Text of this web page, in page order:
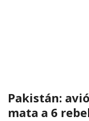
Pakistán:
mata a 6